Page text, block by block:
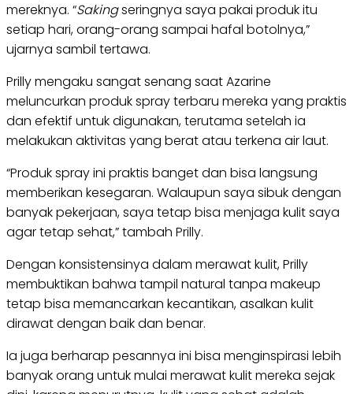
mereknya. “Sakingseringnya saya pakai produk itu
setiap hari, orang-orang sampai hafal botolnya,”
ujarnya sambil tertawa.
Prilly mengaku sangat senang saat Azarine
meluncurkan produk spray terbaru mereka yang praktis
dan efektif untuk digunakan, terutama setelah ia
melakukan aktivitas yang berat atau terkena air laut.
“Produk spray ini praktis banget dan bisa langsung
memberikan kesegaran. Walaupun saya sibuk dengan
banyak pekerjaan, saya tetap bisa menjaga kulit saya
agar tetap sehat,” tambah Prilly.
Dengan konsistensinya dalam merawat kulit, Prilly
membuktikan bahwa tampil natural tanpa makeup
tetap bisa memancarkan kecantikan, asalkan kulit
dirawat dengan baik dan benar.
Ia juga berharap pesannya ini bisa menginspirasi lebih
banyak orang untuk mulai merawat kulit mereka sejak